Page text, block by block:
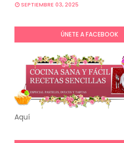
SEPTIEMBRE 03, 2025
ÚNETE A FACEBOOK
Aquí